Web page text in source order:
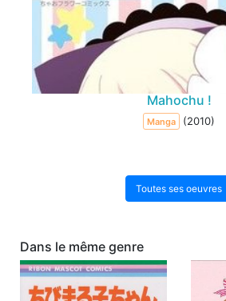
Mahochu !
Manga (2010)
Toutes ses oeuvres
Dans le même genre